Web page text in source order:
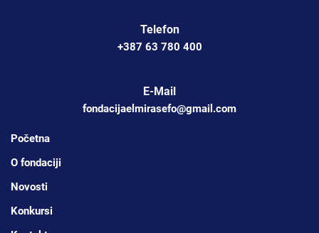
Telefon
+387 63 780 400
E-Mail
fondacijaelmirasefo@gmail.com
Početna
O fondaciji
Novosti
Konkursi